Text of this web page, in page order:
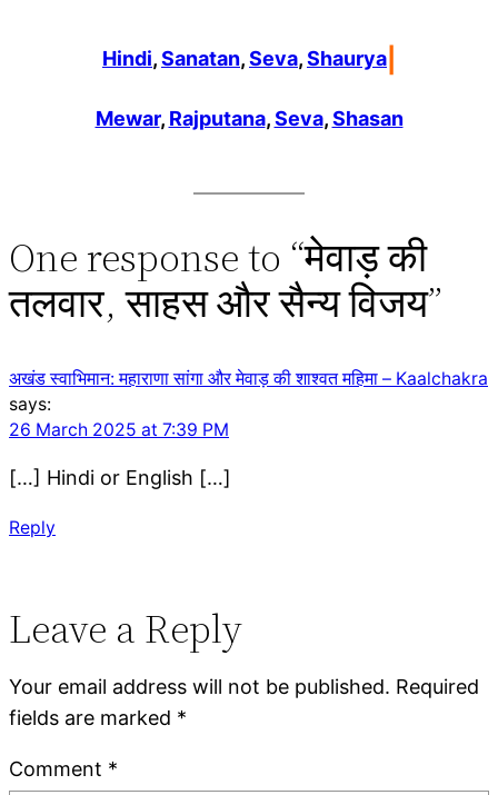
Hindi, Sanatan, Seva, Shaurya
Mewar, Rajputana, Seva, Shasan
One response to “मेवाड़ की
तलवार, साहस और सैन्य विजय”
अखंड स्वाभिमान: महाराणा सांगा और मेवाड़ की शाश्वत महिमा – Kaalchakra
says:
26 March 2025 at 7:39 PM
[…] Hindi or English […]
Reply
Leave a Reply
Your email address will not be published. Required
fields are marked *
Comment *